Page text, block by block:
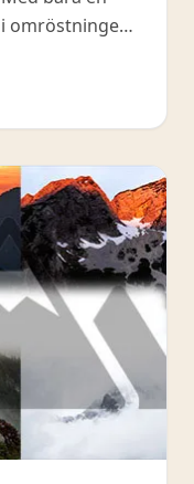
omröstningen
som jag
en fotoresa